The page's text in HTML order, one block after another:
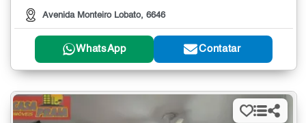
Avenida Monteiro Lobato, 6646
WhatsApp Contatar